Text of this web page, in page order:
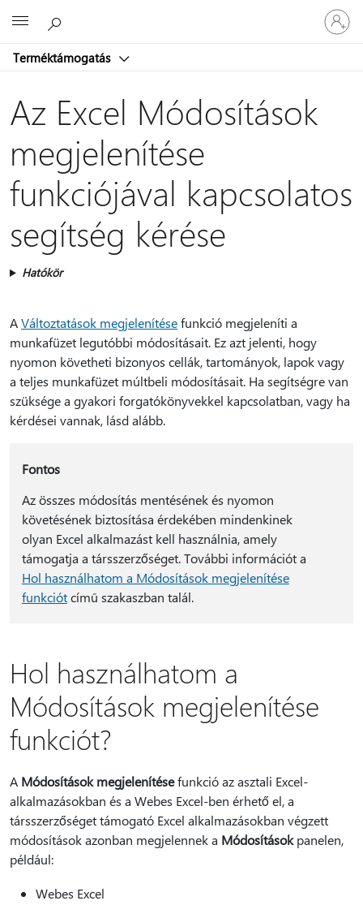
Terméktámogatás
be
a
Az Excel Módosítások
megjelenítése
funkciójával kapcsolatos
segítség kérése
Hatókör
AVáltoztatások megjelenítésefunkció megjeleníti a
munkafüzet legutóbbi módosításait. Ez azt jelenti, hogy
nyomon követheti bizonyos cellák, tartományok, lapok vagy
a teljes munkafüzet múltbeli módosításait. Ha segítségre van
szüksége a gyakori forgatókönyvekkel kapcsolatban, vagy ha
kérdései vannak, lásd alább.
Fontos
Az összes módosítás mentésének és nyomon
követésének biztosítása érdekében mindenkinek
olyan Excel alkalmazást kell használnia, amely
támogatja a társszerzőséget. További információt a
Hol használhatom a Módosítások megjelenítése
funkciótcímű szakaszban talál.
Hol használhatom a
Módosítások megjelenítése
funkciót?
A Módosítások megjelenítésefunkció az asztali Excel-
alkalmazásokban és a Webes Excel-ben érhető el, a
társszerzőséget támogató Excel alkalmazásokban végzett
módosítások azonban megjelennek a Módosításokpanelen,
például:
Webes Excel